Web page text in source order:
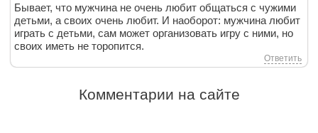
Бывает, что мужчина не очень любит общаться с чужими
детьми, а своих очень любит. И наоборот: мужчина любит
играть с детьми, сам может организовать игру с ними, но
своих иметь не торопится.
Ответить
Комментарии на сайте